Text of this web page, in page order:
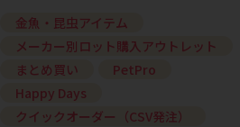
金魚・昆虫アイテム
メーカー別ロット購入アウトレット
まとめ買い
PetPro
Happy Days
クイックオーダー（CSV発注）